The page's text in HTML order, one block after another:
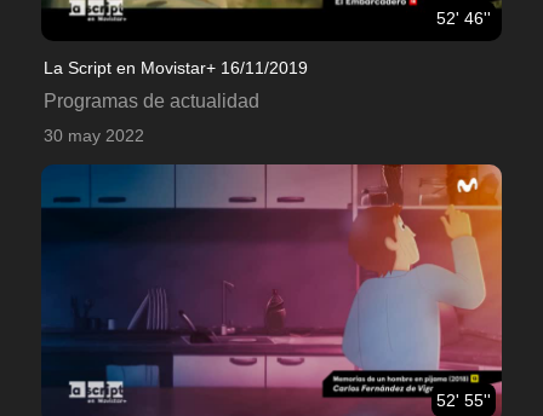
52' 46''
La Script en Movistar+ 16/11/2019
Programas de actualidad
30 may 2022
52' 55''